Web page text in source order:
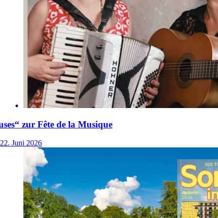
zur Fête de la Musique
22. Juni 2026